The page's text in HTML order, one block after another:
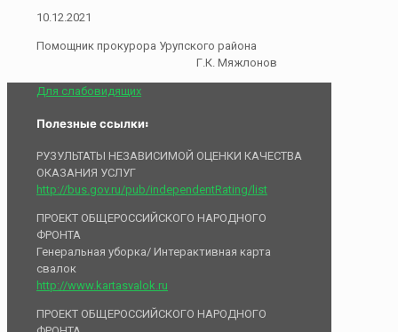
10.12.2021
Помощник прокурора Урупского района
Г.К. Мяжлонов
Для слабовидящих
Полезные ссылки:
РУЗУЛЬТАТЫ НЕЗАВИСИМОЙ ОЦЕНКИ КАЧЕСТВА
ОКАЗАНИЯ УСЛУГ
http://bus.gov.ru/pub/independentRating/list
ПРОЕКТ ОБЩЕРОССИЙСКОГО НАРОДНОГО
ФРОНТА
Генеральная уборка/ Интерактивная карта
свалок
http://www.kartasvalok.ru
ПРОЕКТ ОБЩЕРОССИЙСКОГО НАРОДНОГО